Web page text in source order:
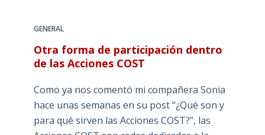
GENERAL
Otra forma de participación dentro
de las Acciones COST
Como ya nos comentó mi compañera Sonia
hace unas semanas en su post “¿Qué son y
para qué sirven las Acciones COST?”, las